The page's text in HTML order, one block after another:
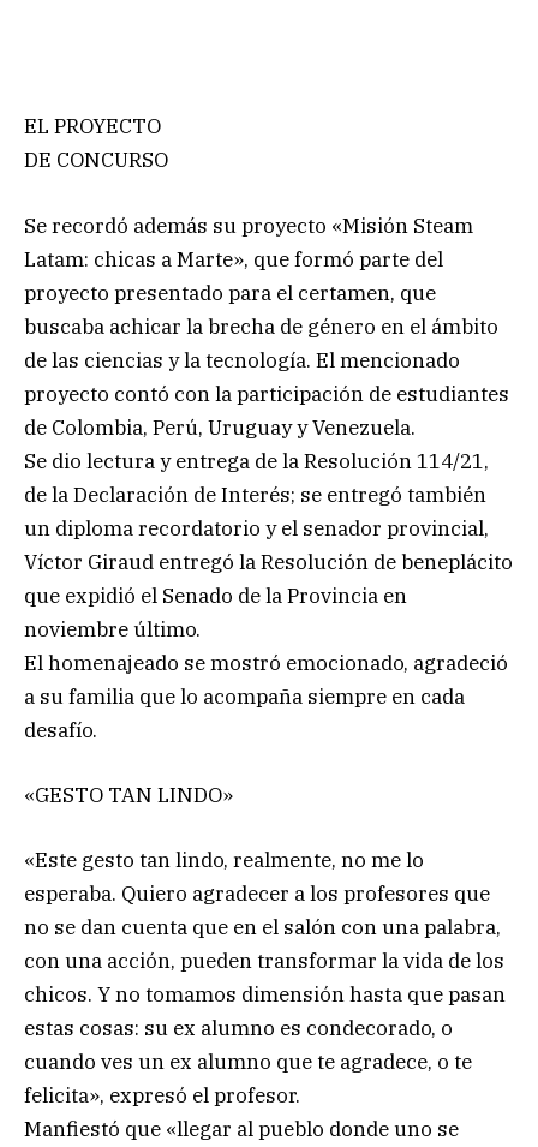
EL PROYECTO
DE CONCURSO
Se recordó además su proyecto «Misión Steam
Latam: chicas a Marte», que formó parte del
proyecto presentado para el certamen, que
buscaba achicar la brecha de género en el ámbito
de las ciencias y la tecnología. El mencionado
proyecto contó con la participación de estudiantes
de Colombia, Perú, Uruguay y Venezuela.
Se dio lectura y entrega de la Resolución 114/21,
de la Declaración de Interés; se entregó también
un diploma recordatorio y el senador provincial,
Víctor Giraud entregó la Resolución de beneplácito
que expidió el Senado de la Provincia en
noviembre último.
El homenajeado se mostró emocionado, agradeció
a su familia que lo acompaña siempre en cada
desafío.
«GESTO TAN LINDO»
«Este gesto tan lindo, realmente, no me lo
esperaba. Quiero agradecer a los profesores que
no se dan cuenta que en el salón con una palabra,
con una acción, pueden transformar la vida de los
chicos. Y no tomamos dimensión hasta que pasan
estas cosas: su ex alumno es condecorado, o
cuando ves un ex alumno que te agradece, o te
felicita», expresó el profesor.
Manfiestó que «llegar al pueblo donde uno se